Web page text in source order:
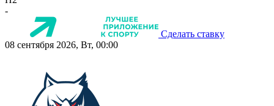
-
Сделать ставку
08 сентября 2026, Вт, 00:00